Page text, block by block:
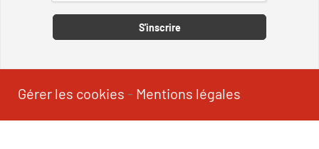
S'inscrire
Gérer les cookies - Mentions légales